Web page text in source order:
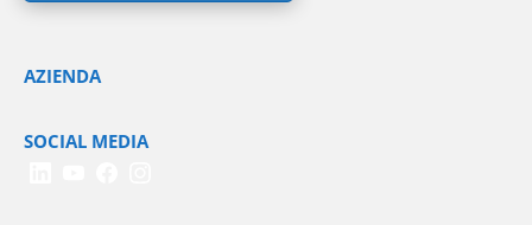
AZIENDA
SOCIAL MEDIA